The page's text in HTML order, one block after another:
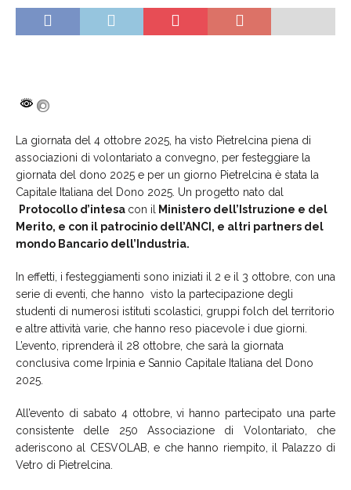
La giornata del 4 ottobre 2025, ha visto Pietrelcina piena di
associazioni di volontariato a convegno, per festeggiare la
giornata del dono 2025 e per un giorno Pietrelcina è stata la
Capitale Italiana del Dono 2025. Un progetto nato dal
Protocollo d’intesa con il Ministero dell’Istruzione e del
Merito, e con il patrocinio dell’ANCI, e altri partners del
mondo Bancario dell’Industria.
In effetti, i festeggiamenti sono iniziati il 2 e il 3 ottobre, con una
serie di eventi, che hanno visto la partecipazione degli
studenti di numerosi istituti scolastici, gruppi folch del territorio
e altre attività varie, che hanno reso piacevole i due giorni.
L’evento, riprenderà il 28 ottobre, che sarà la giornata
conclusiva come Irpinia e Sannio Capitale Italiana del Dono
2025.
All’evento di sabato 4 ottobre, vi hanno partecipato una parte
consistente delle 250 Associazione di Volontariato, che
aderiscono al CESVOLAB, e che hanno riempito, il Palazzo di
Vetro di Pietrelcina.